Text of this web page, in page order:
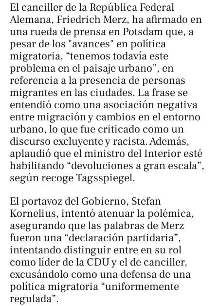
El canciller de la República Federal
Alemana, Friedrich Merz, ha afirmado en
una rueda de prensa en Potsdam que, a
pesar de los "avances" en política
migratoria, “tenemos todavía este
problema en el paisaje urbano” , en
referencia a la presencia de personas
migrantes en las ciudades. La frase se
entendió como una asociación negativa
entre migración y cambios en el entorno
urbano, lo que fue criticado como un
discurso excluyente y racista. Además,
aplaudió que el ministro del Interior esté
habilitando “devoluciones a gran escala”,
según recogeTagsspiegel.
El portavoz del Gobierno, Stefan
Kornelius, intentó atenuar la polémica,
asegurando que las palabras de Merz
fueron una “declaración partidaria”,
intentando distinguir entre en su rol
como líder de la CDU y el de canciller,
excusándolo como una defensa de una
política migratoria “uniformemente
regulada”.